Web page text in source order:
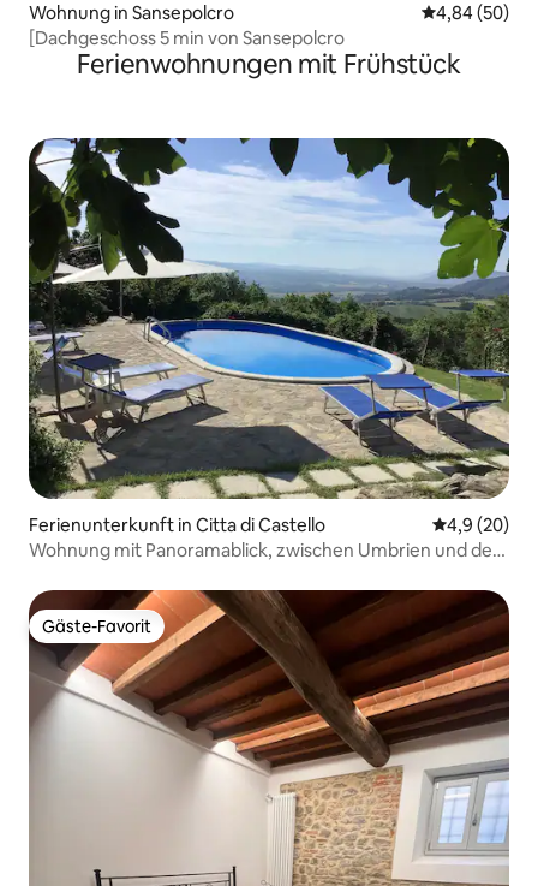
Wohnung in Sansepolcro
4,84 (50)
[Dachgeschoss 5 min von Sansepolcro
Ferienwohnungen mit Frühstück
Ferienunterkunft in Citta di Castello
4,9 (20)
Wohnung mit Panoramablick, zwischen Umbrien und der
Gäste-Favorit
Gäste-Favorit